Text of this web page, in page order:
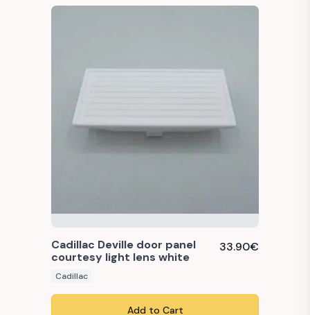
Cadillac Deville door panel
courtesy light lens white
33.90€
Cadillac
Add to Cart